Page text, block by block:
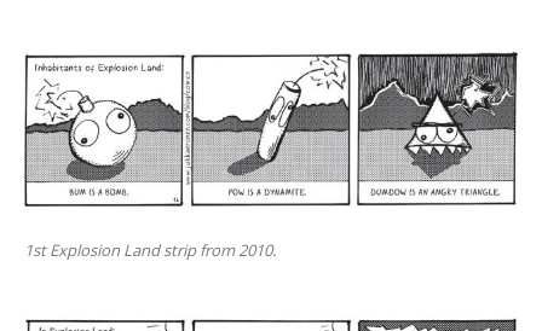
1st Explosion Land strip from 2010.